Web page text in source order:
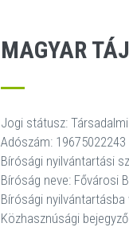
MAGYAR
Jogi státusz:
Adószám: 19675022243
Bírósági nyilvántartási
Bíróság neve: Fővárosi
Bírósági
Közhasznúsági